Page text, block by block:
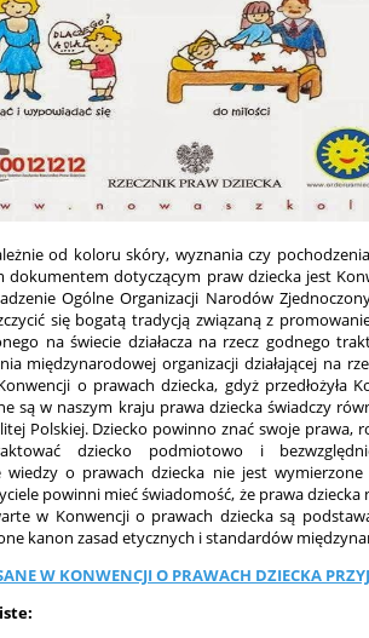
od koloru skóry, wyznania czy
dokumentem dotyczącym praw dziecka jest
Ogólne Organizacji Narodów
się bogatą tradycją związaną z
na świecie działacza na rzecz godnego
międzynarodowej organizacji działającej na
o prawach dziecka, gdyż przedłożyła
są w naszym kraju prawa dziecka świadczy
Polskiej. Dziecko powinno znać swoje prawa,
dziecko podmiotowo i
wiedzy o prawach dziecka nie jest
powinni mieć świadomość, że prawa dziecka
w Konwencji o prawach dziecka są
kanon zasad etycznych i standardów
W KONWENCJI O PRAWACH DZIECKA